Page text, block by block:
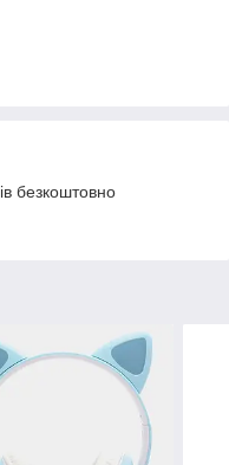
безкоштовно